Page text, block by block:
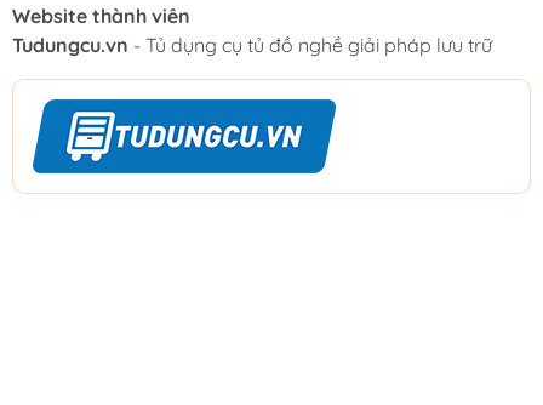
Website thành viên
Tudungcu.vn - Tủ dụng cụ tủ đồ nghề giải pháp lưu trữ